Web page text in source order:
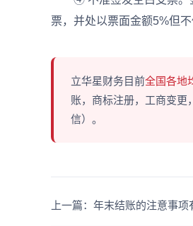
票，并处以票面金额5%但不
立华星财务目前全国各地
账，商标注册，工商变更
信）。
上一篇：年末结账的注意事项